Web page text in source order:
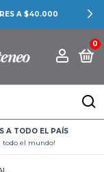
A $40.000
0
A TODO EL PAÍS
todo el mundo!